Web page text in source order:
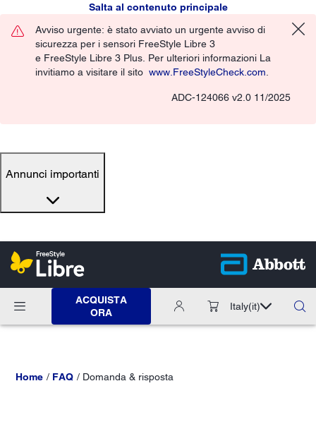
Salta al contenuto principale
Avviso urgente: è stato avviato un urgente avviso di
sicurezza per i sensori FreeStyle Libre 3
e FreeStyle Libre 3 Plus. Per ulteriori informazioni La
invitiamo a visitare il sito www.FreeStyleCheck.com
ADC-124066 v2.0 11/2025
Annunci importanti
ACQUISTA
ORA
Italy(it)
Home FAQ Domanda & risposta